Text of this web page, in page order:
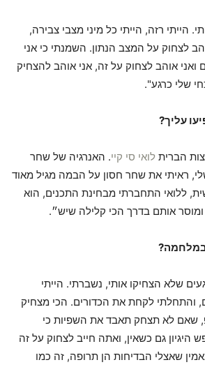
רזה, הייתי כל מיני מצבי צבירה,
לצחוק על המצב הנתון. השמנתי כי אני
ואני אוהב לצחוק על זה, אני אוהב להצחיק
שלי כרגע".
עליך?
הברית לואי סי קיי. האנרגיה של שחר
ראיתי את שחר חסון על הבמה מגיל מאוד
ללואי התחברתי מבחינת התכנים, הוא
אותם בדרך הכי קלילה שיש״.
במלחמה?
שלא הצחיקו אותי, נשברתי. הייתי
והתחלתי לקחת את הכדורים. הכי מצחיק
שאם לא תצחק תאבד את השפיות כי
היגיון גם כשאין, ואתה חייב לצחוק על זה
שאצלי הבדיחות הן תרופה, זה כמו